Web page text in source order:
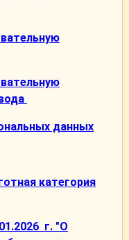
данных
категория
г. "О